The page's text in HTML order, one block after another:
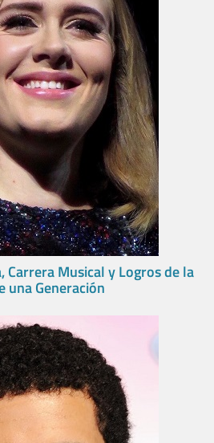
Carrera Musical y Logros de la
una Generación